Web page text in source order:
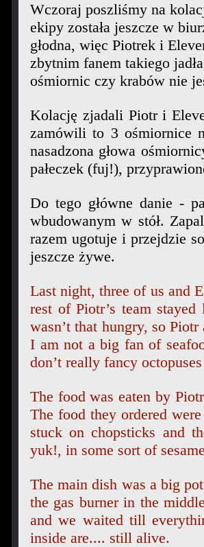
Wczoraj poszliśmy na
ekipy została jeszcze w
głodna, więc Piotrek i
zbytnim fanem takiego
ośmiornic czy krabów nie
Kolację zjadali Piotr i
zamówili to 3 ośmiornice
nasadzona głowa
pałeczek (fuj!),
Do tego główne danie -
wbudowanym w stół.
razem ugotuje i przejdzie
jeszcze żywe.
Last night, three of us and
rest of Piotr’s team
wasn’t that hungry, so
I am not a big fan of
don’t really fancy
The food was eaten by
The food they ordered
stuck on chopsticks and
yuk!, in some sort of
The main dish was a big
the gas burner in the
and we waited till
inside are.... still alive.